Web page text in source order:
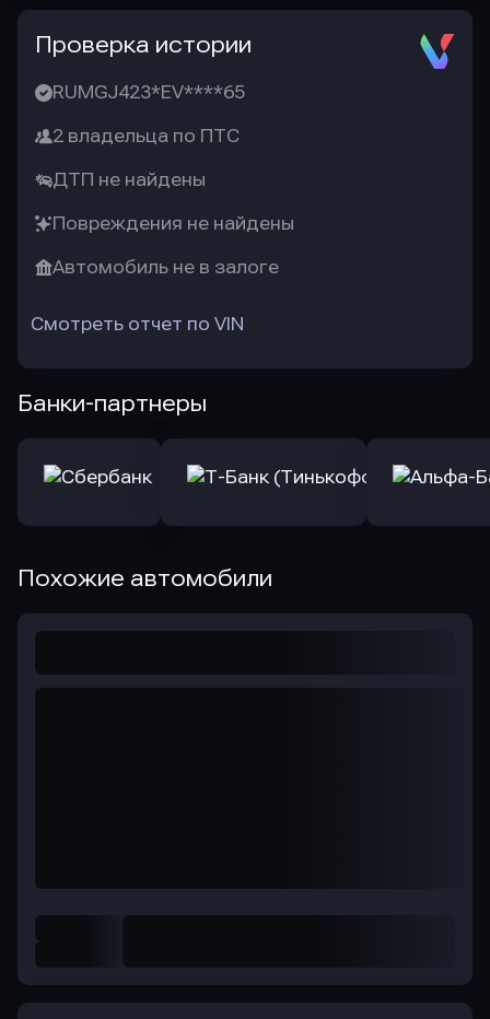
Проверка истории
RUMGJ423*EV****65
2 владельца по ПТС
ДТП не найдены
Повреждения не найдены
Автомобиль не в залоге
Смотреть отчет по VIN
Банки-партнеры
Похожие автомобили